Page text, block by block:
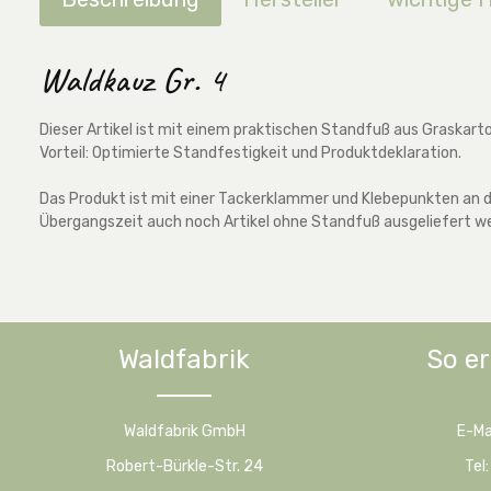
Waldkauz Gr. 4
Dieser Artikel ist mit einem praktischen Standfuß aus
Vorteil: Optimierte Standfestigkeit und Produktdeklaration.
Das Produkt ist mit einer Tackerklammer und Klebepunkten
Übergangszeit auch noch Artikel ohne Standfuß ausgeliefert
Waldfabrik
Waldfabrik GmbH
Robert-Bürkle-Str. 24
So
E-